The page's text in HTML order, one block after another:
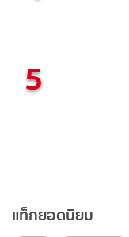
5
แท็กยอดนิยม